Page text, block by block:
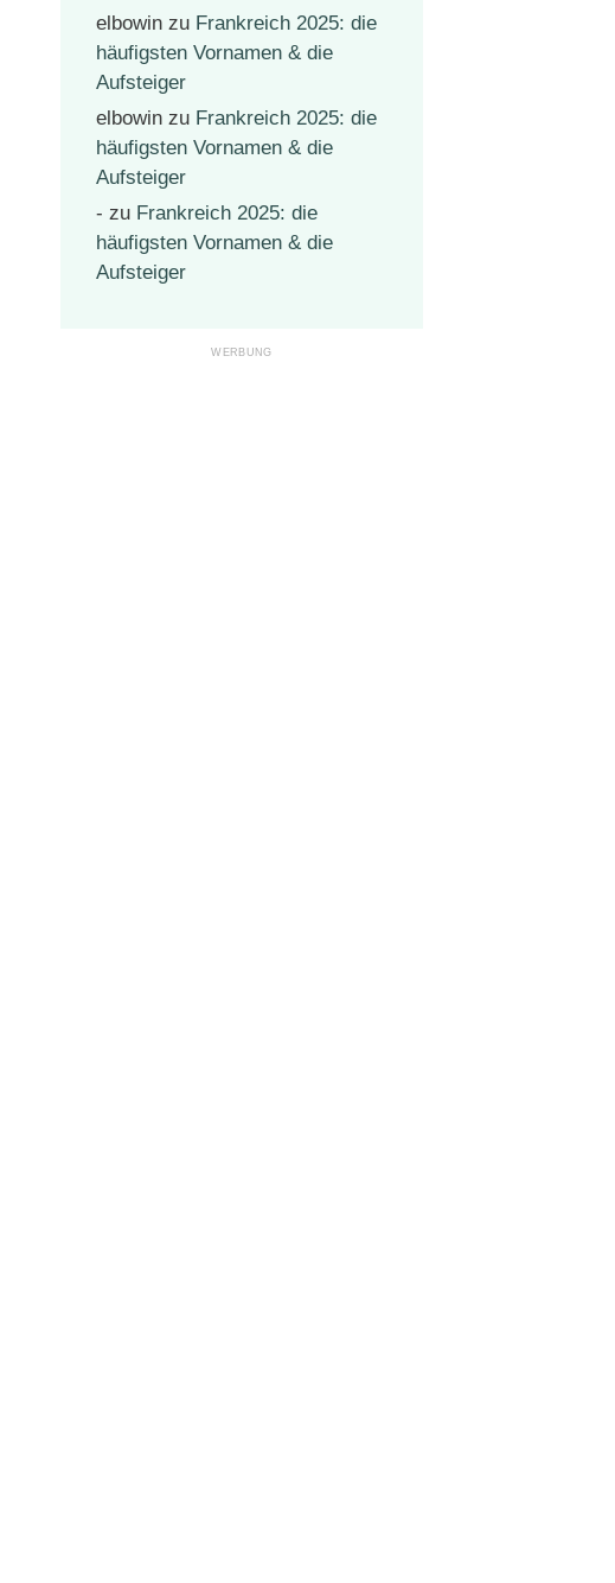
elbowin zu Frankreich 2025: die
häufigsten Vornamen & die
Aufsteiger
elbowin zu Frankreich 2025: die
häufigsten Vornamen & die
Aufsteiger
- zu Frankreich 2025: die
häufigsten Vornamen & die
Aufsteiger